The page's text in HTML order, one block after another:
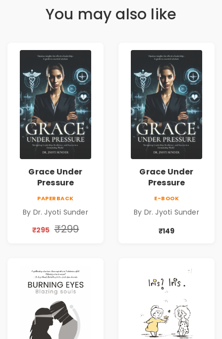
You may also like
Grace Under
Pressure
PAPERBACK
By Dr. Jyoti Sunder
₹295 ₹299
Grace Under
Pressure
E-BOOK
By Dr. Jyoti Sunder
₹149